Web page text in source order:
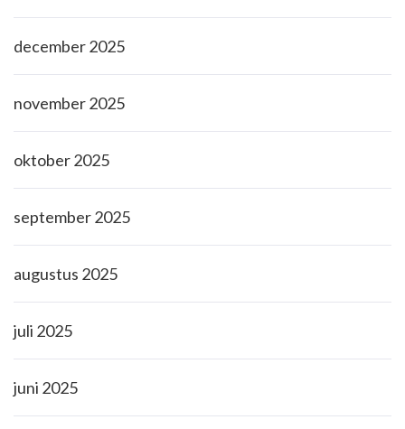
december 2025
november 2025
oktober 2025
september 2025
augustus 2025
juli 2025
juni 2025